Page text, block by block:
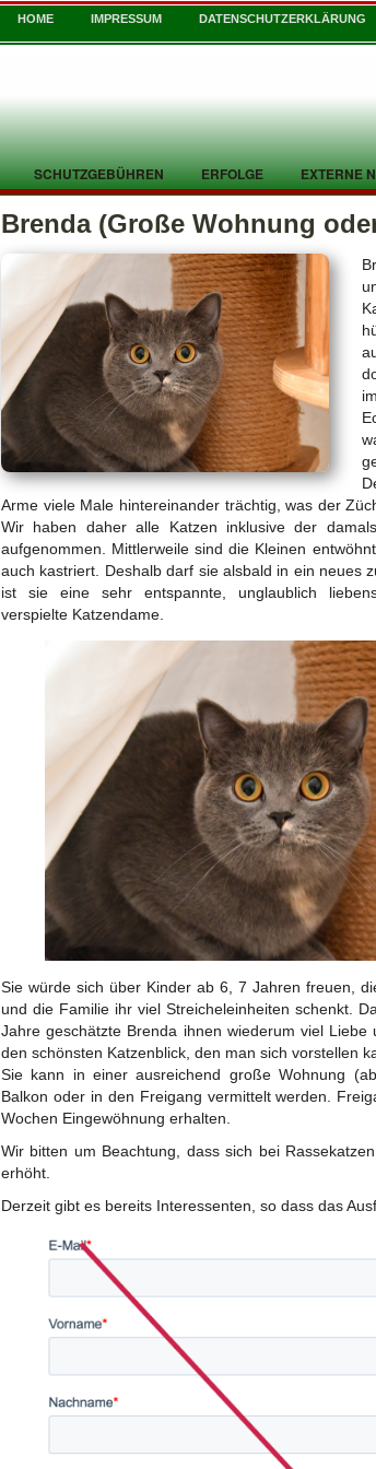
HOME IMPRESSUM DATENSCHUTZERKLÄRUNG
SCHUTZGEBÜHREN ERFOLGE EXTERNE
Brenda (Große Wohnung
Arme viele Male hintereinander trächtig, was der
Wir haben daher alle Katzen inklusive der
aufgenommen. Mittlerweile sind die Kleinen
auch kastriert. Deshalb darf sie alsbald in ein neues
ist sie eine sehr entspannte, unglaublich
verspielte Katzendame.
Sie würde sich über Kinder ab 6, 7 Jahren freuen,
und die Familie ihr viel Streicheleinheiten schenkt.
Jahre geschätzte Brenda ihnen wiederum viel Liebe
den schönsten Katzenblick, den man sich vorstellen
Sie kann in einer ausreichend große Wohnung
Balkon oder in den Freigang vermittelt werden.
Wochen Eingewöhnung erhalten.
Wir bitten um Beachtung, dass sich bei
erhöht.
Derzeit gibt es bereits Interessenten, so dass das